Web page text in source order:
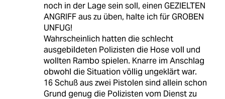
noch in der Lage sein soll, einen GEZIELTEN
ANGRIFF aus zu üben, halte ich für GROBEN
UNFUG!
Wahrscheinlich hatten die schlecht
ausgebildeten Polizisten die Hose voll und
wollten Rambo spielen. Knarre im Anschlag
obwohl die Situation völlig ungeklärt war.
16 Schuß aus zwei Pistolen sind allein schon
Grund genug die Polizisten vom Dienst zu